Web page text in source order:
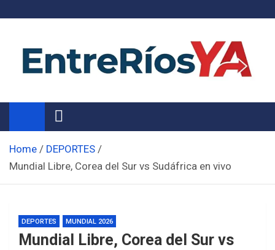
Noticias de Entre Ríos
Información de toda la provincia ahora
Home
DEPORTES
Mundial Libre, Corea del Sur vs Sudáfrica en vivo
DEPORTES MUNDIAL 2026
Mundial Libre, Corea del Sur vs